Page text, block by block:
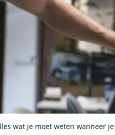
wat je moet weten wanneer je